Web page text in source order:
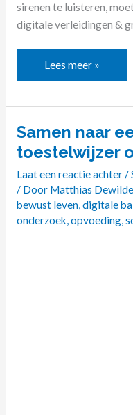
sirenen te luisteren,
digitale verleidingen &
Lees meer »
Samen naar
toestelwijzer
Laat een reactie achter/
/ Door Matthias Dewilde
bewust leven,digitale
onderzoek,opvoeding,
Samen
naar
media-
en
toestelwijzer